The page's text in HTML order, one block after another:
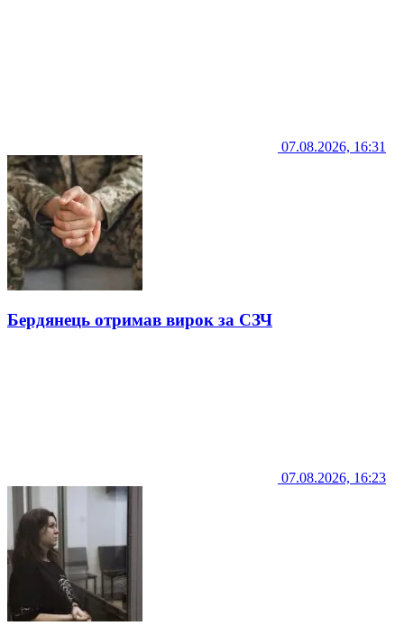
07.08.2026, 16:31
Бердянець отримав вирок за СЗЧ
07.08.2026, 16:23